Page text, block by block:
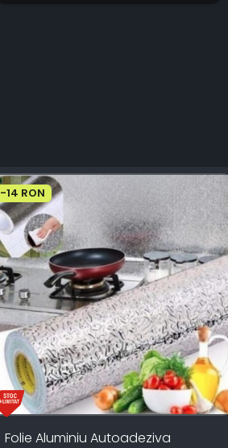
-14 RON
Folie Aluminiu Autoadeziva